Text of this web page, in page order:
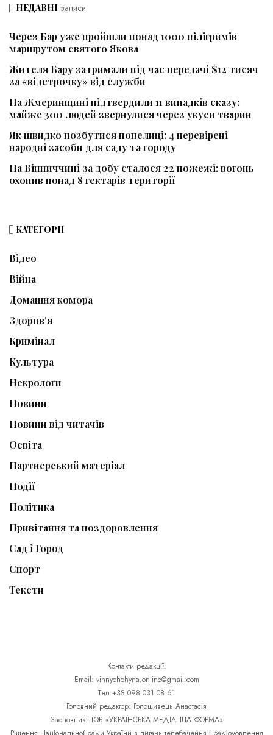
НЕДАВНІ записи
Через Бар уже пройшли понад 1000 пілігримів
маршрутом святого Якова
Жителя Бару затримали під час передачі $12 тисяч
за «відстрочку» від служби
На Жмеринщині підтвердили 11 випадків сказу:
майже 300 людей звернулися через укуси тварин
Як швидко позбутися попелиці: 4 перевірені
народні засоби для саду та городу
На Вінниччині за добу сталося 22 пожежі: вогонь
охопив понад 8 гектарів території
КАТЕГОРІЇ
Відео
Війна
Домашня комора
Здоров'я
Кримінал
Культура
Некрологи
Новини
Новини від читачів
Освіта
Партнерський матеріал
Події
Політика
Привітання та поздоровлення
Сад і Город
Спорт
Тексти
Контакти редакції:
Email: vinnychchyna.online@gmail.com
Тел:+38 098 031 08 61
Головний редактор: Голошивець Анастасія
Засновник: ТОВ «УКРАЇНСЬКА МЕДІАПЛАТФОРМА»